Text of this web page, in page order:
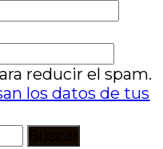
reducir el spam.
los datos de tus